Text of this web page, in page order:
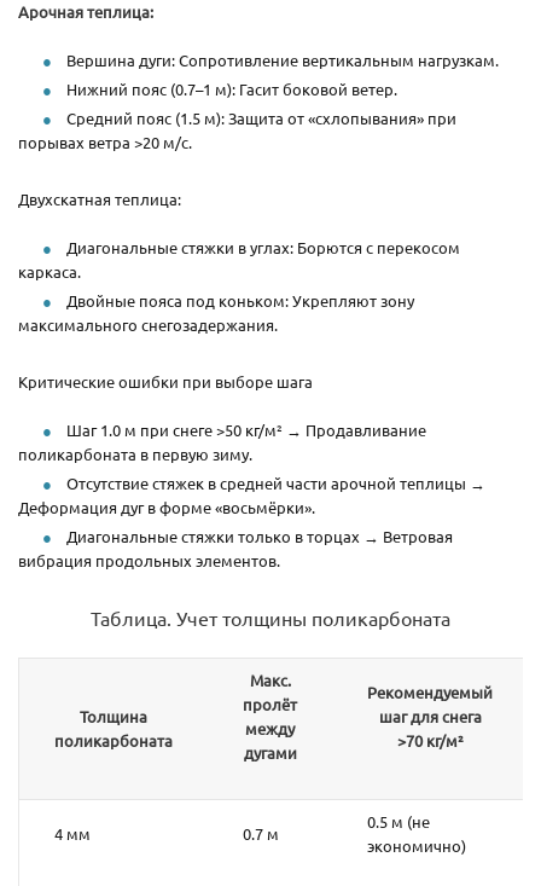
Арочная теплица:
Вершина дуги: Сопротивление вертикальным нагрузкам.
Нижний пояс (0.7–1 м): Гасит боковой ветер.
Средний пояс (1.5 м): Защита от «схлопывания» при
порывах ветра >20 м/с.
Двухскатная теплица:
Диагональные стяжки в углах: Борются с перекосом
каркаса.
Двойные пояса под коньком: Укрепляют зону
максимального снегозадержания.
Критические ошибки при выборе шага
Шаг 1.0 м при снеге >50 кг/м² → Продавливание
поликарбоната в первую зиму.
Отсутствие стяжек в средней части арочной теплицы →
Деформация дуг в форме «восьмёрки».
Диагональные стяжки только в торцах → Ветровая
вибрация продольных элементов.
Таблица. Учет толщины поликарбоната
Толщина
поликарбоната
Макс.
пролёт
между
дугами
Рекомендуемый
шаг для снега
>70 кг/м²
4 мм 0.7 м
0.5 м (не
экономично)